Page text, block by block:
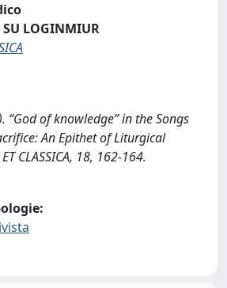
SU LOGINMIUR
“God of knowledge” in the Songs
An Epithet of Liturgical
CLASSICA, 18, 162-164.